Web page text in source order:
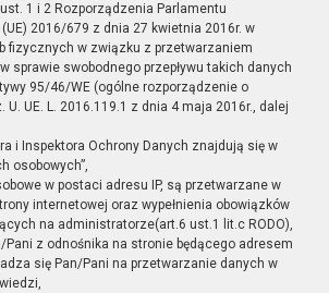
1 i 2 Rozporządzenia Parlamentu
2016/679 z dnia 27 kwietnia 2016r. w
fizycznych w związku z przetwarzaniem
sprawie swobodnego przepływu takich danych
95/46/WE (ogólne rozporządzenie o
U. UE. L. 2016.119.1 z dnia 4 maja 2016r., dalej
i Inspektora Ochrony Danych znajdują się w
osobowych”,
w postaci adresu IP, są przetwarzane w
internetowej oraz wypełnienia obowiązków
na administratorze(art.6 ust.1 lit.c RODO),
Pani z odnośnika na stronie będącego adresem
się Pan/Pani na przetwarzanie danych w